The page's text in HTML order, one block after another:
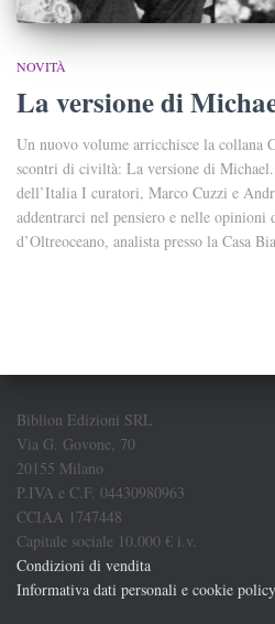
NOVITÀ
La versione di
Un nuovo volume arricchisce la collana
scontri di civiltà: La versione di Michael.
dell’Italia I curatori, Marco Cuzzi e
addentrarci nel pensiero e nelle
d’Oltreoceano, analista presso la Casa
Biblion Edizioni SRL
Via G. Govone, 70
20155 Milano
P.IVA e C.F. 04430980963
CCIAA 1747448
Capitale sociale 10.000 € i.v.
Condizioni di vendita
Informativa dati personali e cookie policy